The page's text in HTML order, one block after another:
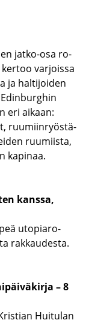
jatko-​osa ro­
var­jois­sa
ja hal­ti­joi­den
eri ai­kaan:
ruu­miin­ryös­tä­
ruu­miis­ta,
ka­pi­naa.
kans­sa,
uto­pia­ro­
rak­kau­des­ta.
– 8
Hui­tu­lan